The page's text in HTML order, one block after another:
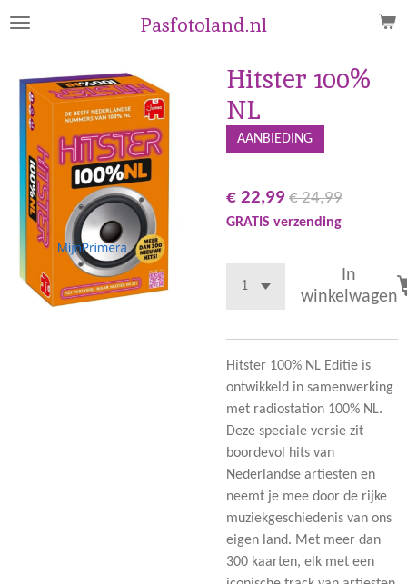
Ga
de
hoofdinhoud
Pasfotoland.nl
Hitster 100%
NL
AANBIEDING
€ 22,99 € 24,99
GRATIS verzending
In
winkelwagen
Hitster 100% NL Editie is
ontwikkeld in samenwerking
met radiostation 100% NL.
Deze speciale versie zit
boordevol hits van
Nederlandse artiesten en
neemt je mee door de rijke
muziekgeschiedenis van ons
eigen land. Met meer dan
300 kaarten, elk met een